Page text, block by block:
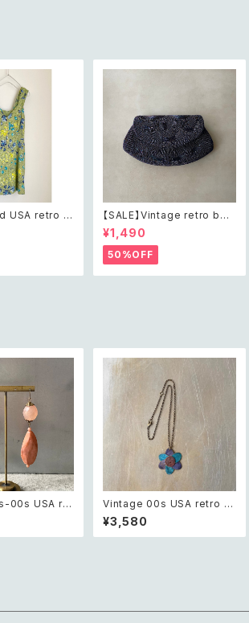
USA retro b
salopett
トロ アメリ
ラワー サロペ
ンツ
【SALE】Vintage retro bea
ds embroidery navy blue
pouch レトロ ヴィンテージ
ホワイト ビーズ刺繍 ネイビー
紺色 ポーチ
¥1,490
50%OFF
00s USA ret
marble bea
アメリカ ヴ
セサリー ピン
Vintage 00s USA retro bl
ue painted botanical flo
wer design necklace レト
ロ アメリカ ヴィンテージ アク
¥3,580